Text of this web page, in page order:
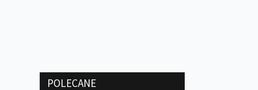
POLECANE